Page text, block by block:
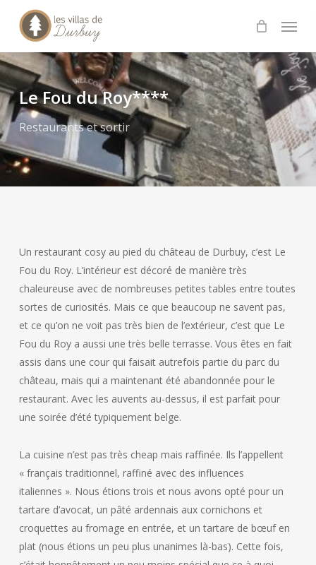
content
Menu
Le Fou du Roy****
Restaurants et sortir
Un restaurant cosy au pied du château de Durbuy, c’est Le
Fou du Roy. L’intérieur est décoré de manière très
chaleureuse avec de nombreuses petites tables entre toutes
sortes de curiosités. Mais ce que beaucoup ne savent pas,
et ce qu’on ne voit pas très bien de l’extérieur, c’est que Le
Fou du Roy a aussi une très belle terrasse. Vous êtes en fait
assis dans une cour qui faisait autrefois partie du parc du
château, mais qui a maintenant été abandonnée pour le
restaurant. Avec les auvents au-dessus, il est parfait pour
une soirée d’été typiquement belge.
La cuisine n’est pas très cheap mais raffinée. Ils l’appellent
« français traditionnel, raffiné avec des influences
italiennes ». Nous étions trois et nous avons opté pour un
tartare d’avocat, un pâté ardennais aux cornichons et
croquettes au fromage en entrée, et un tartare de bœuf en
plat (nous étions un peu plus unanimes là-bas). Cette fois,